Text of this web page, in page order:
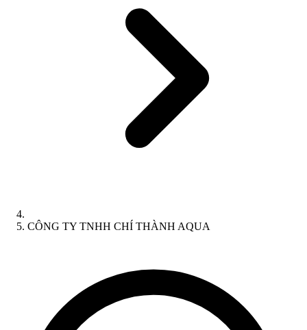
CÔNG TY TNHH CHÍ THÀNH AQUA